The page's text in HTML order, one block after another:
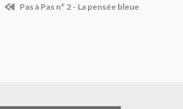
Pas à Pas n° 2 - La pensée bleue